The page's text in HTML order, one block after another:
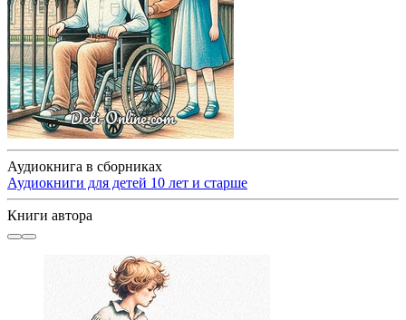
Аудиокнига в сборниках
Аудиокниги для детей 10 лет и старше
Книги автора